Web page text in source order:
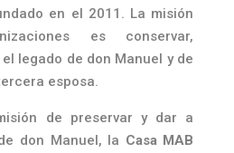
en el 2011. La misión
es conservar,
legado de don Manuel y de
esposa.
de preservar y dar a
don Manuel, la Casa MAB